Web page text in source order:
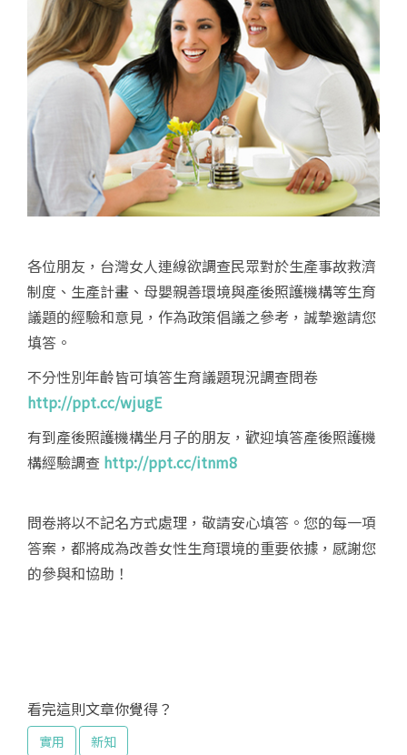
各位朋友，台灣女人連線欲調查民眾對於生產事故救濟
制度、生產計畫、母嬰親善環境與產後照護機構等生育
議題的經驗和意見，作為政策倡議之參考，誠摯邀請您
填答。
不分性別年齡皆可填答生育議題現況調查問卷
http://ppt.cc/wjugE
️有到產後照護機構坐月子的朋友，歡迎填答產後照護機
構經驗調查 http://ppt.cc/itnm8
問卷將以不記名方式處理，敬請安心填答。您的每一項
答案，都將成為改善女性生育環境的重要依據，感謝您
的參與和協助！
看完這則文章你覺得？
實用 新知